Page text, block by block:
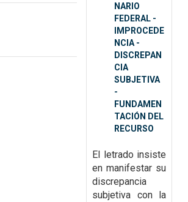
NARIO
FEDERAL -
IMPROCEDE
NCIA -
DISCREPAN
CIA
SUBJETIVA
-
FUNDAMEN
TACIÓN DEL
RECURSO
El letrado insiste
en manifestar su
discrepancia
subjetiva con la